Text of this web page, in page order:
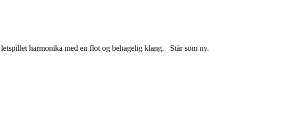
harmonika med en flot og behagelig klang. Står som ny.